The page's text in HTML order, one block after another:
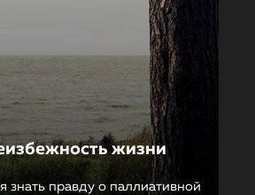
жизни
знать правду о паллиативной